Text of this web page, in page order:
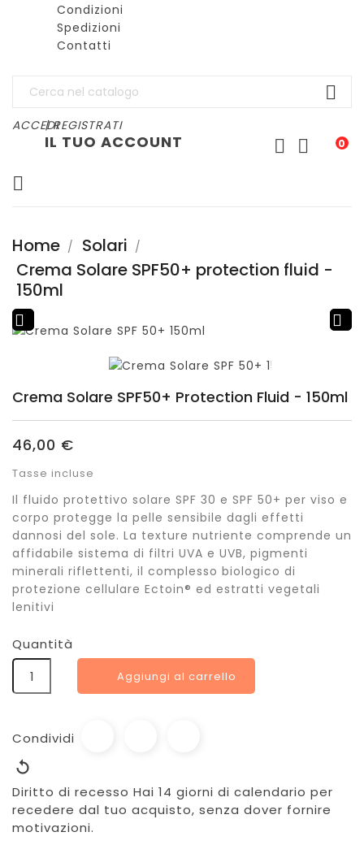
Condizioni
Spedizioni
Contatti

ACCEDI| REGISTRATI
0
IL TUO ACCOUNT 


Home
Solari
Crema Solare SPF50+ protection fluid -
150ml
 
Crema Solare SPF50+ Protection Fluid - 150ml
46,00 €
Tasse incluse
Il fluido protettivo solare SPF 30 e SPF 50+ per viso e
corpo protegge la pelle sensibile dagli effetti
dannosi del sole. La texture nutriente comprende un
affidabile sistema di filtri UVA e UVB, pigmenti
minerali riflettenti, il complesso biologico di
protezione cellulare Ectoin® ed estratti vegetali
lenitivi
Quantità
Aggiungi al carrello
Condividi
Diritto di recesso Hai 14 giorni di calendario per
recedere dal tuo acquisto, senza dover fornire
motivazioni.